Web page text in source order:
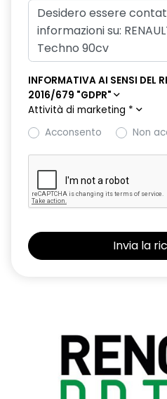
INFORMATIVA AI SENSI DEL
2016/679 "GDPR"
Attività di marketing *
Acconsento
Non